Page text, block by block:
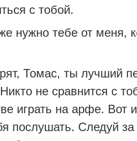
с тобой.
нужно тебе от меня,
Томас, ты лучший
не сравнится с
играть на арфе. Вот
послушать. Следуй